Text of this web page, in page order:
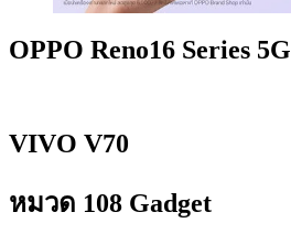
OPPO Reno16 Series 5G
VIVO V70
หมวด 108 Gadget